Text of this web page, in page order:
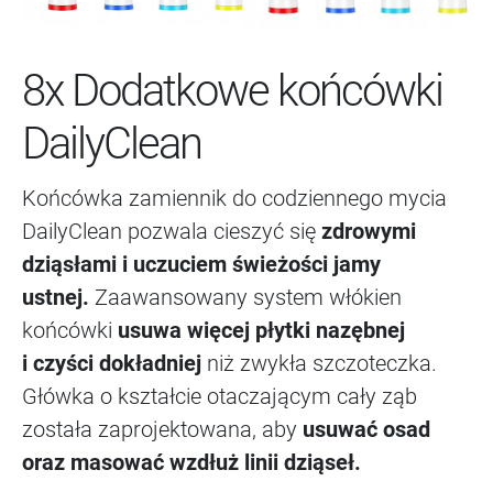
8x Dodatkowe końcówki
DailyClean
Końcówka zamiennik do codziennego mycia
DailyClean pozwala cieszyć się zdrowymi
dziąsłami i uczuciem świeżości jamy
ustnej. Zaawansowany system włókien
końcówki usuwa więcej płytki nazębnej
i czyści dokładniej niż zwykła szczoteczka.
Główka o kształcie otaczającym cały ząb
została zaprojektowana, aby usuwać osad
oraz masować wzdłuż linii dziąseł.